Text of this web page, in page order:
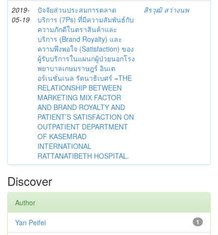
2019-
05-19
ปัจจัยส่วนประสมการตลาด
บริการ (7Ps) ที่มีความสัมพันธ์กับ
ความภักดีในตราสินค้าและ
บริการ (ฺBrand Royalty) และ
ความพึงพอใจ (Satisfaction) ของ
ผู้รับบริการในแผนกผู้ป่วยนอกโรง
พยาบาลเกษมราษฎร์ อินเต
อร์เนชั่นเนล รัตนาธิเบศร์ =THE
RELATIONSHIP BETWEEN
MARKETING MIX FACTOR
AND BRAND ROYALTY AND
PATIENT’S SATISFACTION ON
OUTPATIENT DEPARTMENT
OF KASEMRAD
INTERNATIONAL
RATTANATIBETH HOSPITAL.
สิรวุฒิ สว่างนพ
Discover
Author
1
Yan Peifei